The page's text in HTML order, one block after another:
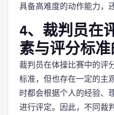
具备高难度的动作能力，
4、裁判员在
素与评分标
裁判员在体操比赛中的评
标准，但也存在一定的主
时都会根据个人的经验、
进行评定。因此，不同裁